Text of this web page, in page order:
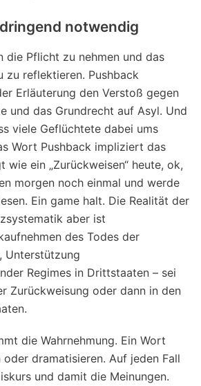
notwendig
die Pflicht zu nehmen und das
zu reflektieren. Pushback
Erläuterung den Verstoß gegen
und das Grundrecht auf Asyl. Und
viele Geflüchtete dabei ums
Wort Pushback impliziert das
wie ein „Zurückweisen“ heute, ok,
morgen noch einmal und werde
Ein game halt. Die Realität der
aber ist
des Todes der
Unterstützung
Regimes in Drittstaaten – sei
Zurückweisung oder dann in den
die Wahrnehmung. Ein Wort
oder dramatisieren. Auf jeden Fall
und damit die Meinungen.